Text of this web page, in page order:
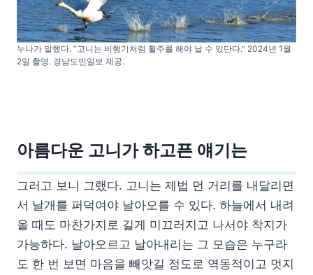
누나가 말했다. “고니는 비행기처럼 활주를 해야 날 수 있단다.” 2024년 1월
2일 촬영. 경남도민일보 제공.
아름다운 고니가 하고픈 얘기는
그러고 보니 그랬다. 고니는 제법 먼 거리를 내달리면
서 날개를 퍼덕여야 날아오를 수 있다. 하늘에서 내려
올 때도 마찬가지로 길게 미끄러지고 나서야 착지가
가능하다. 날아오르고 날아내리는 그 모습은 누구라
도 한 번 보면 마음을 빼앗길 정도로 역동적이고 멋지